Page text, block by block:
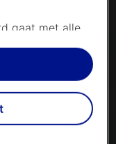
gaat met alle
dan
cookies om
Dat betekent